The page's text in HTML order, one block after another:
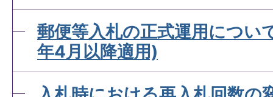
郵便等入札の正式運用につい
年4月以降適用)